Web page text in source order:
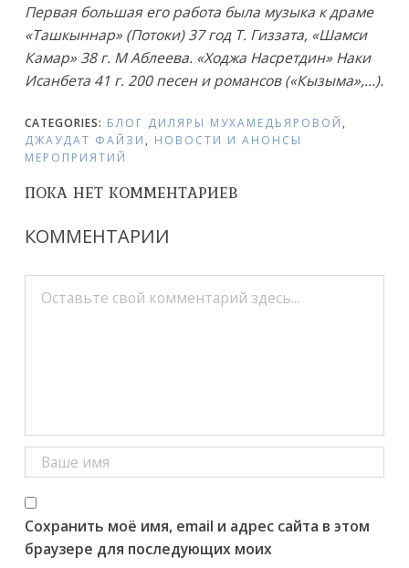
Первая большая его работа была музыка к драме
«Ташкыннар» (Потоки) 37 год Т. Гиззата, «Шамси
Камар» 38 г. М Аблеева. «Ходжа Насретдин» Наки
Исанбета 41 г. 200 песен и романсов («Кызыма»,…).
CATEGORIES: БЛОГ ДИЛЯРЫ МУХАМЕДЬЯРОВОЙ ,
ДЖАУДАТ ФАЙЗИ , НОВОСТИ И АНОНСЫ
МЕРОПРИЯТИЙ
ПОКА НЕТ КОММЕНТАРИЕВ
КОММЕНТАРИИ
Сохранить моё имя, email и адрес сайта в этом
браузере для последующих моих